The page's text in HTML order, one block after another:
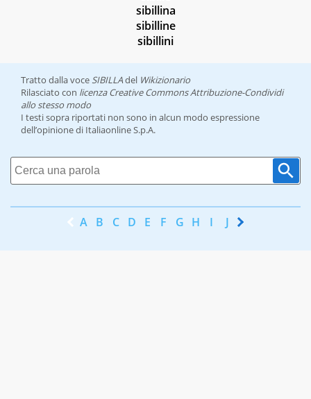
sibillina
sibilline
sibillini
Tratto dalla voce SIBILLAdel Wikizionario
Rilasciato con licenza Creative Commons Attribuzione-Condividi
allo stesso modo
I testi sopra riportati non sono in alcun modo espressione
dell’opinione di Italiaonline S.p.A.
A B C D E F G H I J K